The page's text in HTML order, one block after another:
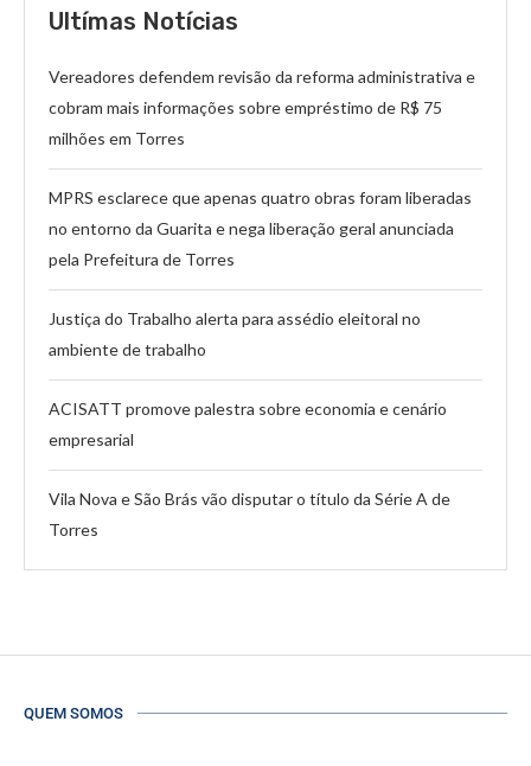
Ultímas Notícias
Vereadores defendem revisão da reforma administrativa e
cobram mais informações sobre empréstimo de R$ 75
milhões em Torres
MPRS esclarece que apenas quatro obras foram liberadas
no entorno da Guarita e nega liberação geral anunciada
pela Prefeitura de Torres
Justiça do Trabalho alerta para assédio eleitoral no
ambiente de trabalho
ACISATT promove palestra sobre economia e cenário
empresarial
Vila Nova e São Brás vão disputar o título da Série A de
Torres
QUEM SOMOS